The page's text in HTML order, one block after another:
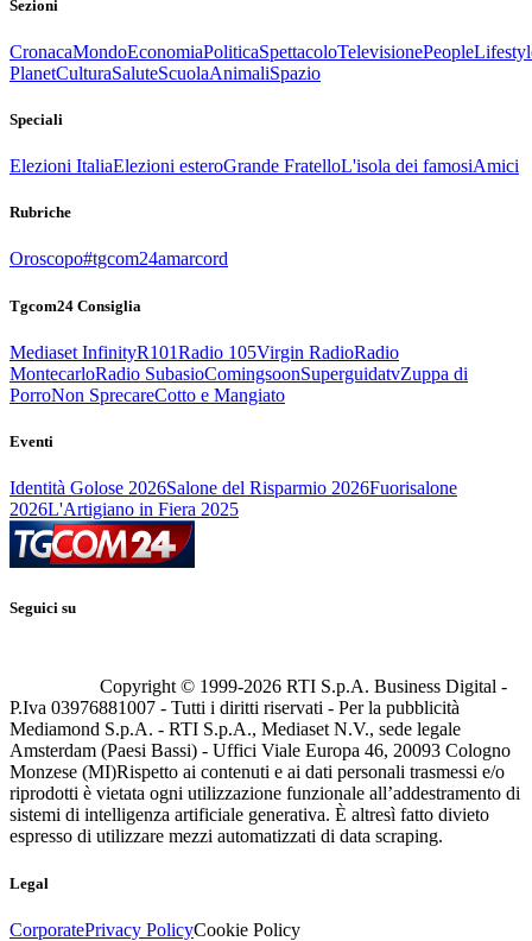
Sezioni
CronacaMondoEconomiaPoliticaSpettacoloTelevisionePeople
PlanetCulturaSaluteScuolaAnimaliSpazio
Speciali
Elezioni ItaliaElezioni esteroGrande FratelloL'isola dei famosiAmici
Rubriche
Oroscopo#tgcom24amarcord
Tgcom24 Consiglia
Mediaset InfinityR101Radio 105Virgin RadioRadio
MontecarloRadio SubasioComingsoonSuperguidatvZuppa di
PorroNon SprecareCotto e Mangiato
Eventi
Identità Golose 2026Salone del Risparmio 2026Fuorisalone
2026L'Artigiano in Fiera 2025
Seguici su
Copyright © 1999-2026 RTI S.p.A. Business Digital -
P.Iva 03976881007 - Tutti i diritti riservati - Per la pubblicità
Mediamond S.p.A. - RTI S.p.A., Mediaset N.V., sede legale
Amsterdam (Paesi Bassi) - Uffici Viale Europa 46, 20093 Cologno
Monzese (MI)Rispetto ai contenuti e ai dati personali trasmessi e/o
riprodotti è vietata ogni utilizzazione funzionale all’addestramento di
sistemi di intelligenza artificiale generativa. È altresì fatto divieto
espresso di utilizzare mezzi automatizzati di data scraping.
Legal
CorporatePrivacy PolicyCookie Policy